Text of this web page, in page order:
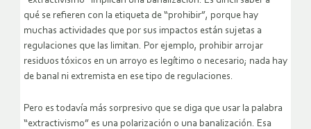
qué se refieren con la etiqueta de “prohibir”, porque hay
muchas actividades que por sus impactos están sujetas a
regulaciones que las limitan. Por ejemplo, prohibir arrojar
residuos tóxicos en un arroyo es legítimo o necesario; nada hay
de banal ni extremista en ese tipo de regulaciones.
Pero es todavía más sorpresivo que se diga que usar la palabra
“extractivismo” es una polarización o una banalización. Esa